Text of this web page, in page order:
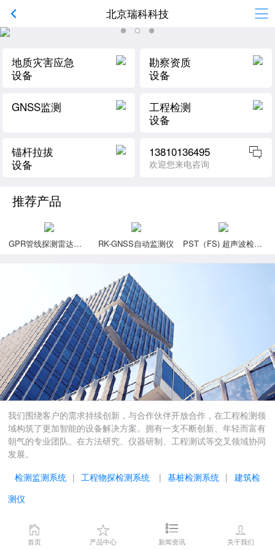
北京瑞科科技
首页 产品中心 新闻资讯 关于我们
地质灾害应急
设备
勘察资质
设备
GNSS监测
工程检测
设备
锚杆拉拔
设备
13810136495
欢迎您来电咨询
推荐产品
GPR管线探测雷达（暗管探测仪） RK-GNSS自动监测仪 PST（FS) 超声波检测仪
我们围绕客户的需求持续创新，与合作伙伴开放合作，在工程检测领
域构筑了更加智能的设备解决方案。拥有一支不断创新、年轻而富有
朝气的专业团队。在方法研究、仪器研制、工程测试等交叉领域协同
发展。
检测监测系统 | 工程物探检测系统 | 基桩检测系统 | 建筑检
测仪
电话：010-8058 4185 手机：138 1013 6495